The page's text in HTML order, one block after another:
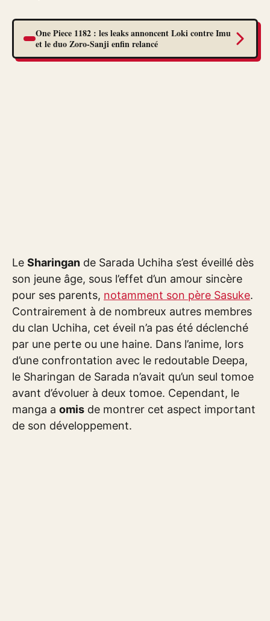
One Piece 1182 : les leaks annoncent Loki contre Imu
et le duo Zoro-Sanji enfin relancé
Le Sharingan de Sarada Uchiha s’est éveillé dès
son jeune âge, sous l’effet d’un amour sincère
pour ses parents, notamment son père Sasuke.
Contrairement à de nombreux autres membres
du clan Uchiha, cet éveil n’a pas été déclenché
par une perte ou une haine. Dans l’anime, lors
d’une confrontation avec le redoutable Deepa,
le Sharingan de Sarada n’avait qu’un seul tomoe
avant d’évoluer à deux tomoe. Cependant, le
manga a omis de montrer cet aspect important
de son développement.